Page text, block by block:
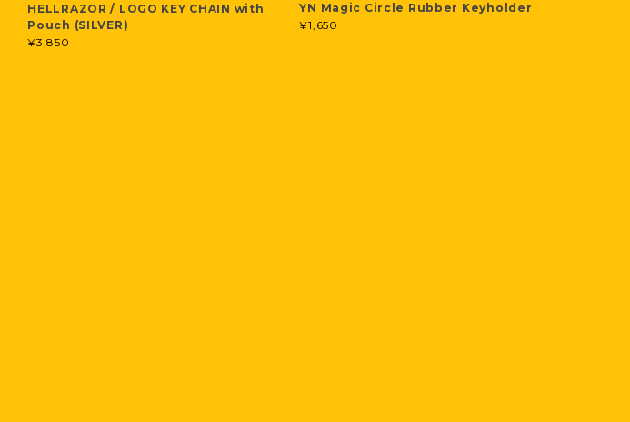
HELLRAZOR / LOGO KEY CHAIN with
Pouch (SILVER)
¥3,850
YN Magic Circle Rubber Keyholder
¥1,650